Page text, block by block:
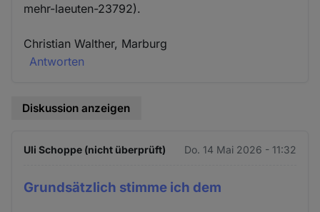
mehr-laeuten-23792).
Christian Walther, Marburg
Antworten
Diskussion anzeigen
Uli Schoppe (nicht überprüft) Do. 14 Mai 2026 - 11:32
Grundsätzlich stimme ich dem